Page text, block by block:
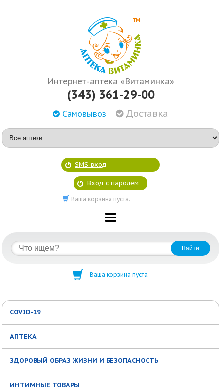
Интернет-аптека «Витаминка»
(343) 361-29-00
Самовывоз Доставка
SMS-вход
Вход с паролем
Ваша корзина пуста.
Ваша корзина пуста.
COVID-19
АПТЕКА
ЗДОРОВЫЙ ОБРАЗ ЖИЗНИ И БЕЗОПАСНОСТЬ
ИНТИМНЫЕ ТОВАРЫ